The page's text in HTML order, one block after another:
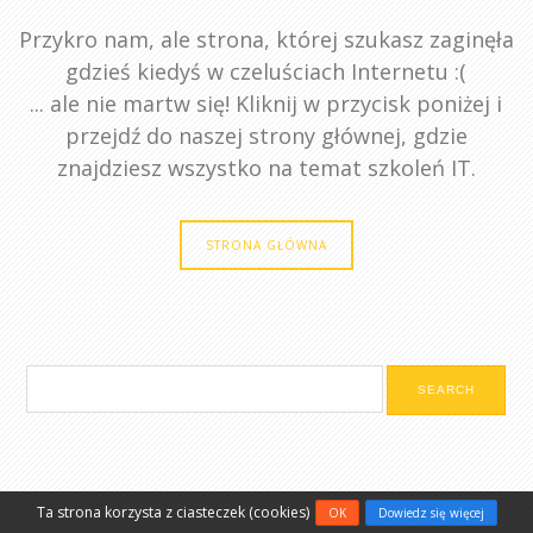
Przykro nam, ale strona, której szukasz zaginęła
gdzieś kiedyś w czeluściach Internetu :(
... ale nie martw się! Kliknij w przycisk poniżej i
przejdź do naszej strony głównej, gdzie
znajdziesz wszystko na temat szkoleń IT.
STRONA GŁÓWNA
Ta strona korzysta z ciasteczek (cookies) OK Dowiedz się więcej